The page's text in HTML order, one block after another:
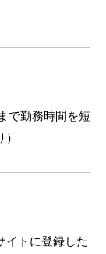
で勤務時間を短
イトに登録した